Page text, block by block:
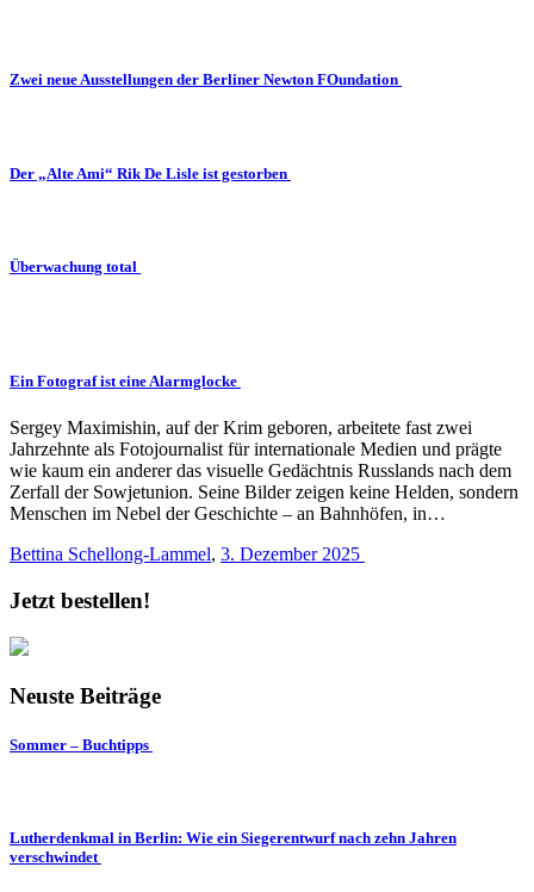
Zwei neue Ausstellungen der Berliner Newton FOundation
Der „Alte Ami“ Rik De Lisle ist gestorben
Überwachung total
Ein Fotograf ist eine Alarmglocke
Sergey Maximishin, auf der Krim geboren, arbeitete fast zwei
Jahrzehnte als Fotojournalist für internationale Medien und prägte
wie kaum ein anderer das visuelle Gedächtnis Russlands nach dem
Zerfall der Sowjetunion. Seine Bilder zeigen keine Helden, sondern
Menschen im Nebel der Geschichte – an Bahnhöfen, in…
Bettina Schellong-Lammel, 3. Dezember 2025
Jetzt bestellen!
Neuste Beiträge
Sommer – Buchtipps
Lutherdenkmal in Berlin: Wie ein Siegerentwurf nach zehn Jahren
verschwindet